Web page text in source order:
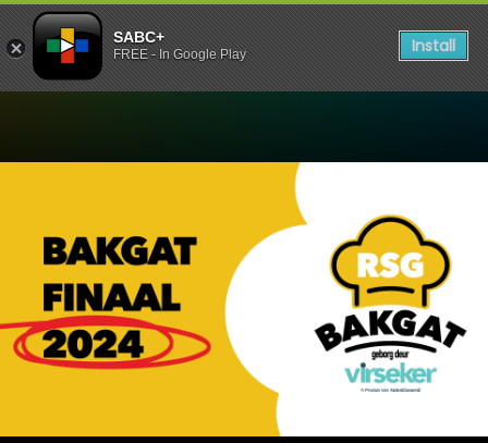
SABC+
FREE - In Google Play Install
Watch Bakgat Uitsending